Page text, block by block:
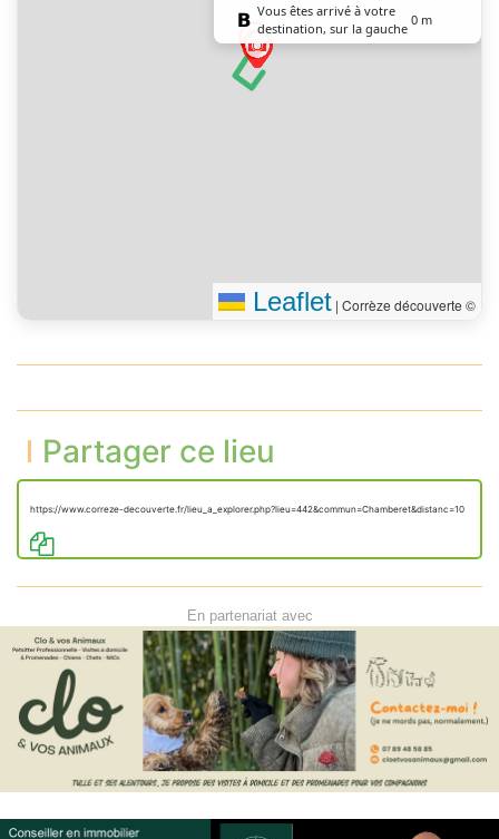
Vous êtes arrivé à votre
destination, sur la gauche
0 m
Leaflet | Corrèze découverte ©
Partager ce lieu
https://www.correze-decouverte.fr/lieu_a_explorer.php?lieu=442&commun=Chamberet&distanc=10
En partenariat avec